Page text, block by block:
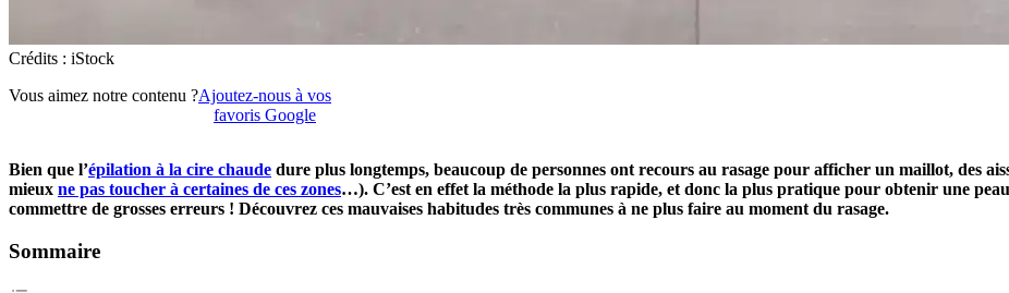
Crédits : iStock
Vous aimez notre contenu ?Ajoutez-nous à vos
favoris Google
Bien que l’épilation à la cire chaude dure plus longtemps, beaucoup de personnes ont recours au rasage pour afficher un maillot, des
mieux ne pas toucher à certaines de ces zones…). C’est en effet la méthode la plus rapide, et donc la plus pratique pour obtenir une
commettre de grosses erreurs ! Découvrez ces mauvaises habitudes très communes à ne plus faire au moment du rasage.
Sommaire